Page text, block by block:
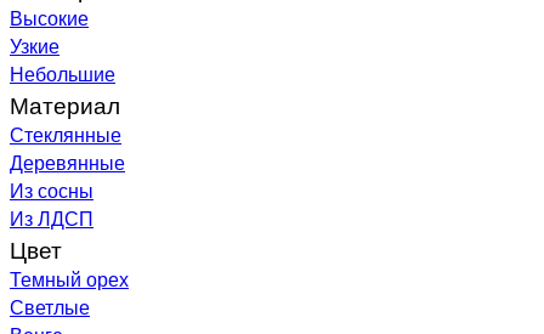
Высокие
Узкие
Небольшие
Материал
Стеклянные
Деревянные
Из сосны
Из ЛДСП
Цвет
Темный орех
Светлые